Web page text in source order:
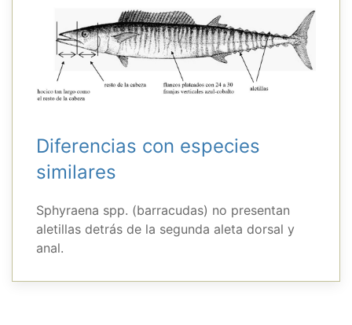
Diferencias con especies
similares
Sphyraena spp. (barracudas) no presentan
aletillas detrás de la segunda aleta dorsal y
anal.